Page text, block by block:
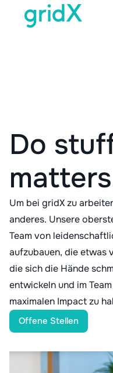
Do
Um bei gridX zu
anderes. Unsere
Team von
aufzubauen, die etwas
die sich die Hände
entwickeln und im
maximalen Impact zu
Offene Stellen